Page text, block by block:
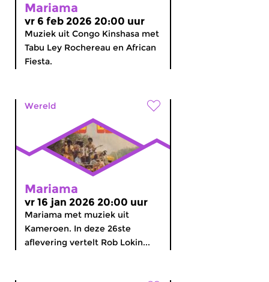
Mariama
vr 6 feb 2026 20:00 uur
Muziek uit Congo Kinshasa met
Tabu Ley Rochereau en African
Fiesta.
Wereld
Mariama
vr 16 jan 2026 20:00 uur
Mariama met muziek uit
Kameroen. In deze 26ste
aflevering vertelt Rob Lokin...